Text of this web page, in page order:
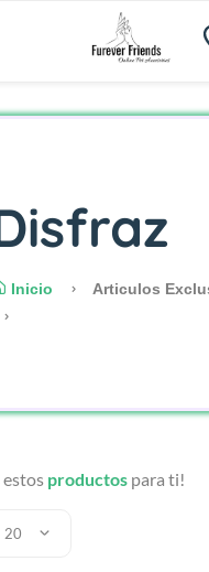
Inicio Articulos
productos para ti!
20